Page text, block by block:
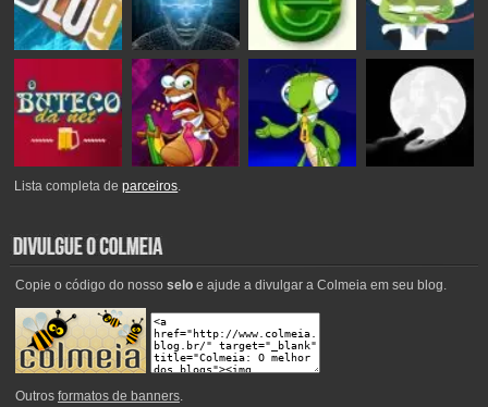
Lista completa deparceiros.
Copie o código do nosso seloe ajude a divulgar a Colmeia em seu blog.
Outros formatos de banners.